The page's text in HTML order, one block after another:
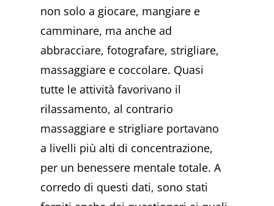
non solo a giocare, mangiare e
camminare, ma anche ad
abbracciare, fotografare, strigliare,
massaggiare e coccolare. Quasi
tutte le attività favorivano il
rilassamento, al contrario
massaggiare e strigliare portavano
a livelli più alti di concentrazione,
per un benessere mentale totale. A
corredo di questi dati, sono stati